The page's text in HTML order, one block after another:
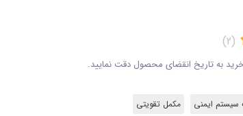
(2)
به تاریخ انقضای محصول دقت نمایید.
سیستم ایمنی مکمل تقویتی